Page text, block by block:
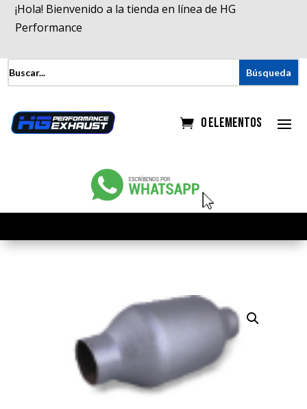
¡Hola! Bienvenido a la tienda en línea de HG
Performance
0 elementos